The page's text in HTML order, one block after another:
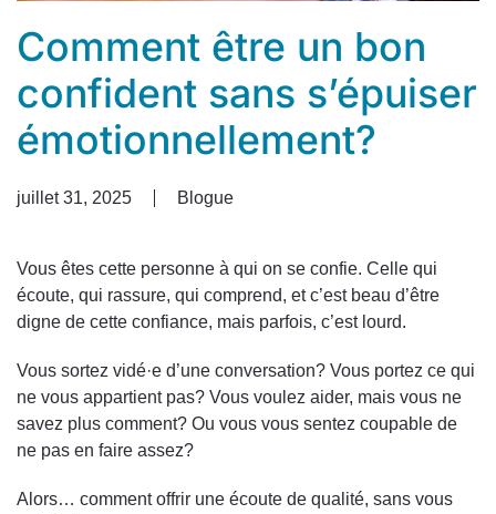
Comment être un bon
confident sans s’épuiser
émotionnellement?
juillet 31, 2025 Blogue
Vous êtes cette personne à qui on se confie. Celle qui
écoute, qui rassure, qui comprend, et c’est beau d’être
digne de cette confiance, mais parfois, c’est lourd.
Vous sortez vidé·e d’une conversation? Vous portez ce qui
ne vous appartient pas? Vous voulez aider, mais vous ne
savez plus comment? Ou vous vous sentez coupable de
ne pas en faire assez?
Alors… comment offrir une écoute de qualité, sans vous